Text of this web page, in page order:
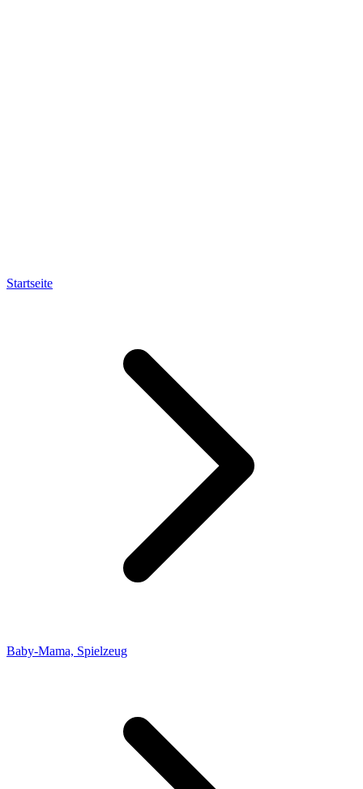
Startseite
Baby-Mama, Spielzeug